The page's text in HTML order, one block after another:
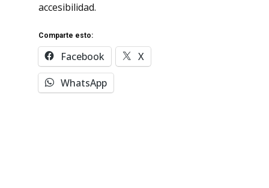
accesibilidad.
Comparte esto:
Facebook
X
WhatsApp